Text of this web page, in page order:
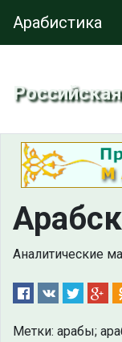
Арабистика
Аналитические
Метки: арабы;